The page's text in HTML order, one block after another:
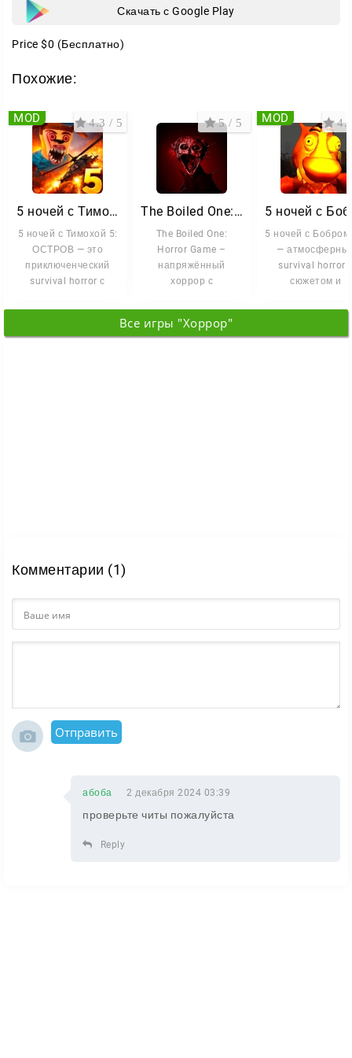
Скачать с Google Play
Price $0 (Бесплатно)
Похожие:
5 ночей с Тимохой 5: ОСТРОВ
5 ночей с Тимохой 5:
ОСТРОВ — это
приключенческий
survival horror с
and-click,
4.3 / 5
MOD
The Boiled One: Horror Game
The Boiled One:
Horror Game –
напряжённый
хоррор с
выживания, где вам
предстоит провести
5 / 5
5 ночей с Бобром
—
survival horror
сюжетом и
механикой.
MOD
Все игры "Хоррор"
Комментарии (1)
Отправить
абоба 2 декабря 2024 03:39
проверьте читы пожалуйста
Reply